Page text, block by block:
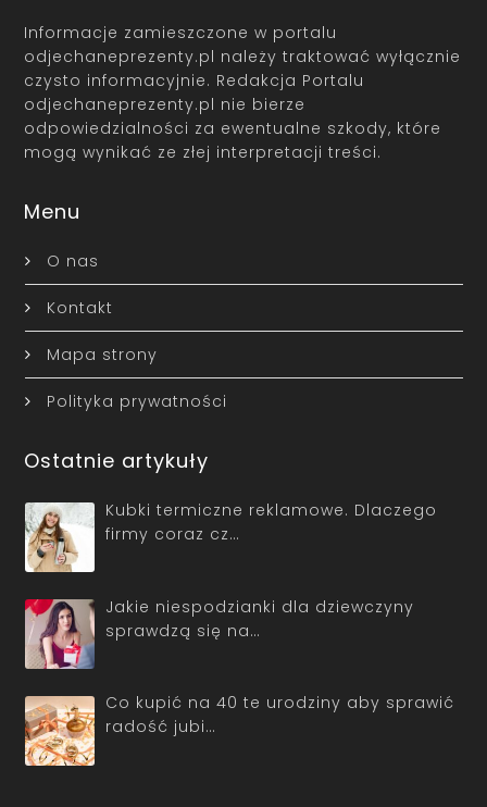
Informacje zamieszczone w portalu
odjechaneprezenty.pl należy traktować wyłącznie
czysto informacyjnie. Redakcja Portalu
odjechaneprezenty.pl nie bierze
odpowiedzialności za ewentualne szkody, które
mogą wynikać ze złej interpretacji treści.
Menu
O nas
Kontakt
Mapa strony
Polityka prywatności
Ostatnie artykuły
Kubki termiczne reklamowe. Dlaczego
firmy coraz cz…
Jakie niespodzianki dla dziewczyny
sprawdzą się na…
Co kupić na 40 te urodziny aby sprawić
radość jubi…